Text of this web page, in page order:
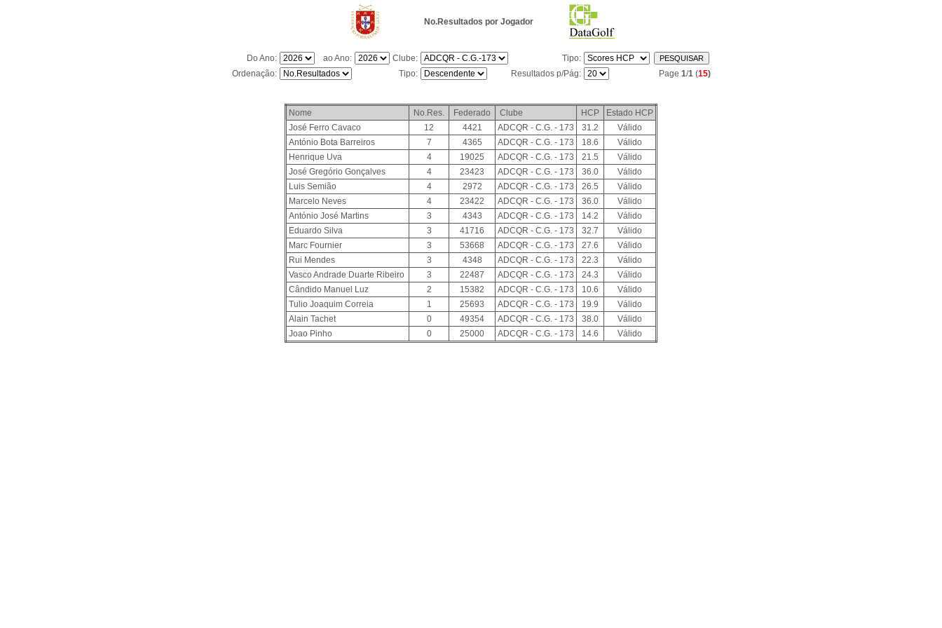
No.Resultados por Jogador
Do Ano: ao Ano: Clube:
Tipo:
Ordenação:
Tipo: Resultados p/Pág: Page 1/1(15)
Nome No.Res. Federado Clube HCP
Estado HCP
José Ferro Cavaco
12 4421 ADCQR - C.G. - 173 31.2
Válido
António Bota Barreiros
7 4365 ADCQR - C.G. - 173 18.6
Válido
Henrique Uva
4 19025 ADCQR - C.G. - 173 21.5
Válido
José Gregório Gonçalves
4 23423 ADCQR - C.G. - 173 36.0
Válido
Luis Semião
4 2972 ADCQR - C.G. - 173 26.5
Válido
Marcelo Neves
4 23422 ADCQR - C.G. - 173 36.0
Válido
António José Martins
3 4343 ADCQR - C.G. - 173 14.2
Válido
Eduardo Silva
3 41716 ADCQR - C.G. - 173 32.7
Válido
Marc Fournier
3 53668 ADCQR - C.G. - 173 27.6
Válido
Rui Mendes
3 4348 ADCQR - C.G. - 173 22.3
Válido
Vasco Andrade Duarte Ribeiro
3 22487 ADCQR - C.G. - 173 24.3
Válido
Cândido Manuel Luz
2 15382 ADCQR - C.G. - 173 10.6
Válido
Tulio Joaquim Correia
1 25693 ADCQR - C.G. - 173 19.9
Válido
Alain Tachet
0 49354 ADCQR - C.G. - 173 38.0
Válido
Joao Pinho
0 25000 ADCQR - C.G. - 173 14.6 Válido